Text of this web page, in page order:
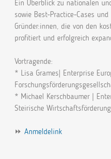
Ein Überblick zu nationalen
sowie Best-Practice-Cases
Gründer:innen, die von den
profitiert und erfolgreich
Vortragende:
* Lisa Grames| Enterprise
* Michael Kerschbaumer |
Steirische
⏩ Anmeldelink